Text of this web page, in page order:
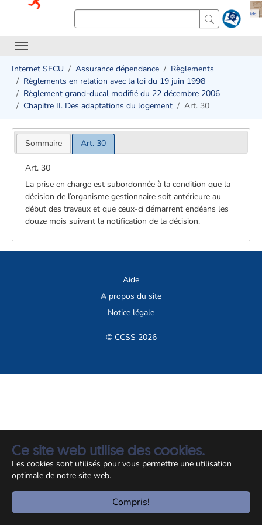
Ce site web utilise des cookies.
Les cookies sont utilisés pour vous permettre une utilisation
optimale de notre site web.
Compris!
Internet SECU Assurance dépendance
Règlements
Règlements en relation avec la loi du 19 juin 1998
Règlement grand-ducal modifié du 22 décembre 2006
Chapitre II. Des adaptations du logement
Art. 30
Sommaire Art. 30
Art. 30
La prise en charge est subordonnée à la condition que la
décision de l’organisme gestionnaire soit antérieure au
début des travaux et que ceux-ci démarrent endéans les
douze mois suivant la notification de la décision.
Aide
A propos du site
Notice légale
© CCSS 2026